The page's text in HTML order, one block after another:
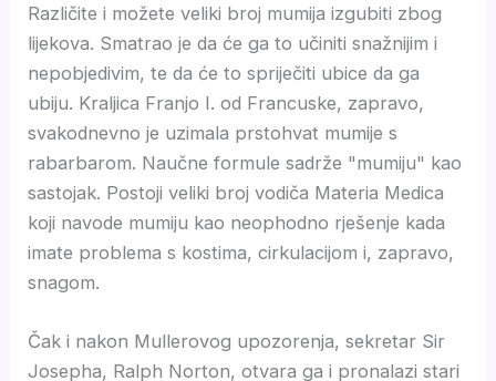
Različite i možete veliki broj mumija izgubiti zbog
lijekova. Smatrao je da će ga to učiniti snažnijim i
nepobjedivim, te da će to spriječiti ubice da ga
ubiju. Kraljica Franjo I. od Francuske, zapravo,
svakodnevno je uzimala prstohvat mumije s
rabarbarom. Naučne formule sadrže "mumiju" kao
sastojak. Postoji veliki broj vodiča Materia Medica
koji navode mumiju kao neophodno rješenje kada
imate problema s kostima, cirkulacijom i, zapravo,
snagom.
Čak i nakon Mullerovog upozorenja, sekretar Sir
Josepha, Ralph Norton, otvara ga i pronalazi stari